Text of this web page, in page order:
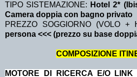
TIPO SISTEMAZIONE: Hotel 2*
Camera doppia con bagno privato
PREZZO SOGGIORNO (VOLO +
persona <<< (prezzo su base
COMPOSIZIONE
MOTORE DI RICERCA E/O